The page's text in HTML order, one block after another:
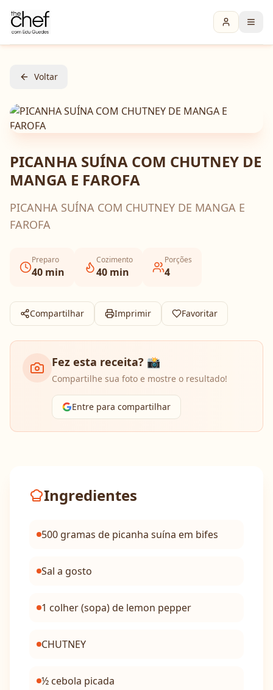
Voltar
PICANHA SUÍNA COM CHUTNEY DE
MANGA E FAROFA
PICANHA SUÍNA COM CHUTNEY DE MANGA E
FAROFA
Preparo
40 min
Cozimento
40 min
Porções
4
Compartilhar Imprimir Favoritar
Fez esta receita? 📸
Compartilhe sua foto e mostre o resultado!
Entre para compartilhar
Ingredientes
500 gramas de picanha suína em bifes
Sal a gosto
1 colher (sopa) de lemon pepper
CHUTNEY
½ cebola picada